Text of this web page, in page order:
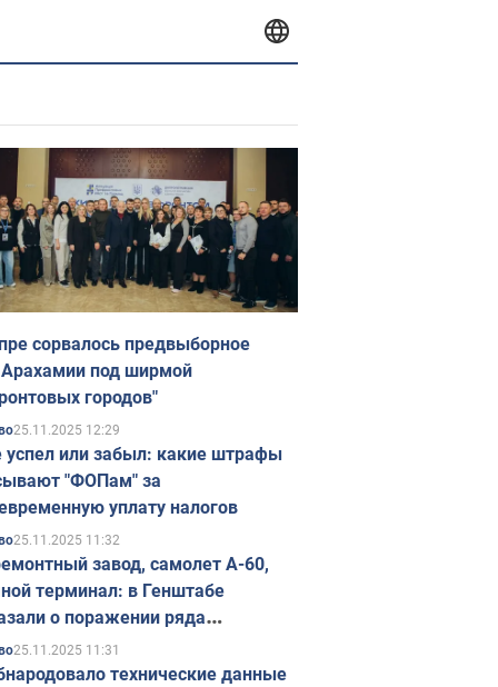
сорвалось предвыборное
Арахамии под ширмой
городов"
25.11.2025 12:29
успел или забыл: какие штрафы
"ФОПам" за
уплату налогов
25.11.2025 11:32
завод, самолет А-60,
терминал: в Генштабе
о поражении ряда
объектов России
25.11.2025 11:31
технические данные